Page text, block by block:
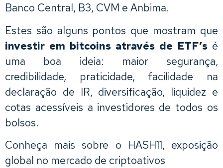
Banco Central, B3, CVM e Anbima.
Estes são alguns pontos que mostram que
investir em bitcoins através de ETF’s é
uma boa ideia: maior segurança,
credibilidade, praticidade, facilidade na
declaração de IR, diversificação, liquidez e
cotas acessíveis a investidores de todos os
bolsos.
Conheça mais sobre o HASH11, exposição
global no mercado de criptoativos